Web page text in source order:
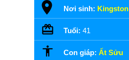
Nơi sinh: Kingston
Tuổi: 41
Con giáp: Ất Sửu